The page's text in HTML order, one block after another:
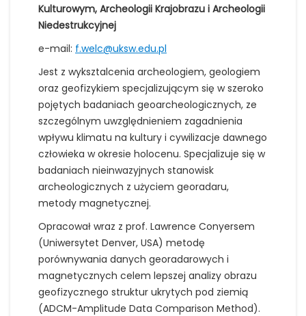
Kulturowym, Archeologii Krajobrazu i Archeologii
Niedestrukcyjnej
e-mail: f.welc@uksw.edu.pl
Jest z wyksztalcenia archeologiem, geologiem
oraz geofizykiem specjalizującym się w szeroko
pojętych badaniach geoarcheologicznych, ze
szczególnym uwzględnieniem zagadnienia
wpływu klimatu na kultury i cywilizacje dawnego
człowieka w okresie holocenu. Specjalizuje się w
badaniach nieinwazyjnych stanowisk
archeologicznych z użyciem georadaru,
metody magnetycznej.
Opracował wraz z prof. Lawrence Conyersem
(Uniwersytet Denver, USA) metodę
porównywania danych georadarowych i
magnetycznych celem lepszej analizy obrazu
geofizycznego struktur ukrytych pod ziemią
(ADCM-Amplitude Data Comparison Method).